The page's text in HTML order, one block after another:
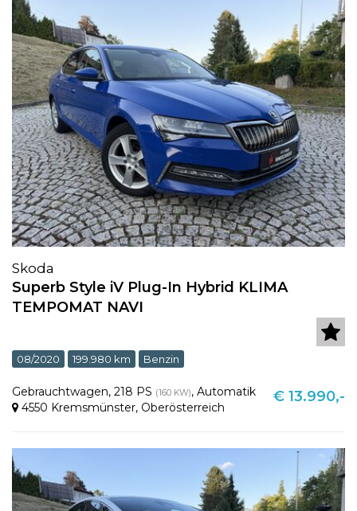
Skoda
Superb Style iV Plug-In Hybrid KLIMA
TEMPOMAT NAVI
08/2020 199.980 km Benzin
Gebrauchtwagen, 218 PS (160 KW), Automatik
4550 Kremsmünster, Oberösterreich
€ 13.990,-